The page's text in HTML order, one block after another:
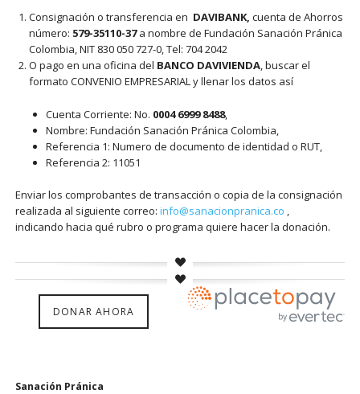
Consignación o transferencia en DAVIBANK, cuenta de Ahorros
número: 579-35110-37a nombre de Fundación Sanación Pránica
Colombia, NIT 830 050 727-0, Tel: 704 2042
O pago en una oficina del BANCO DAVIVIENDA, buscar el
formato CONVENIO EMPRESARIAL y llenar los datos así
Cuenta Corriente: No. 0004 6999 8488,
Nombre: Fundación Sanación Pránica Colombia,
Referencia 1: Numero de documento de identidad o RUT,
Referencia 2: 11051
Enviar los comprobantes de transacción o copia de la consignación
realizada al siguiente correo: info@sanacionpranica.co ,
indicando hacia qué rubro o programa quiere hacer la donación.
DONAR AHORA
Saltar
Sanación Pránica